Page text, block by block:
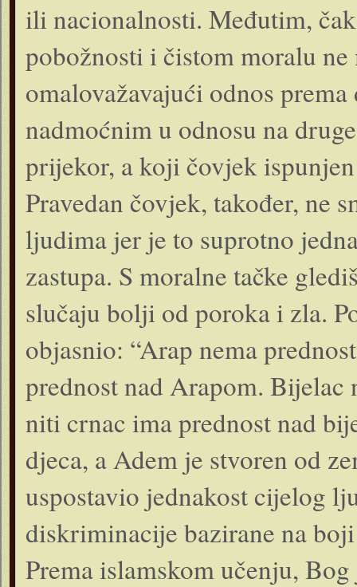
ili nacionalnosti. Međutim,
pobožnosti i čistom moralu
omalovažavajući odnos
nadmoćnim u odnosu na
prijekor, a koji čovjek
Pravedan čovjek, također, ne
ljudima jer je to suprotno
zastupa. S moralne tačke
slučaju bolji od poroka i zla.
objasnio: “Arap nema
prednost nad Arapom. Bijelac
niti crnac ima prednost nad
djeca, a Adem je stvoren od
uspostavio jednakost cijelog
diskriminacije bazirane na
Prema islamskom učenju,